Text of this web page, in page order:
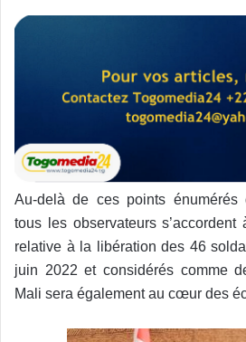
Au-delà de ces points énumérés
tous les observateurs
relative à la libération des 46
juin 2022 et considérés comme
Mali sera également au cœur des